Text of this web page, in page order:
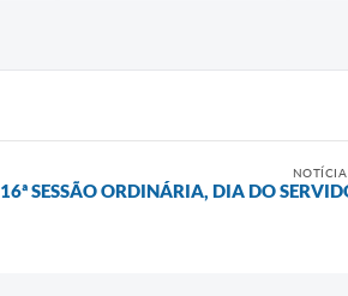
16ª SESSÃO ORDINÁRIA, DIA DO